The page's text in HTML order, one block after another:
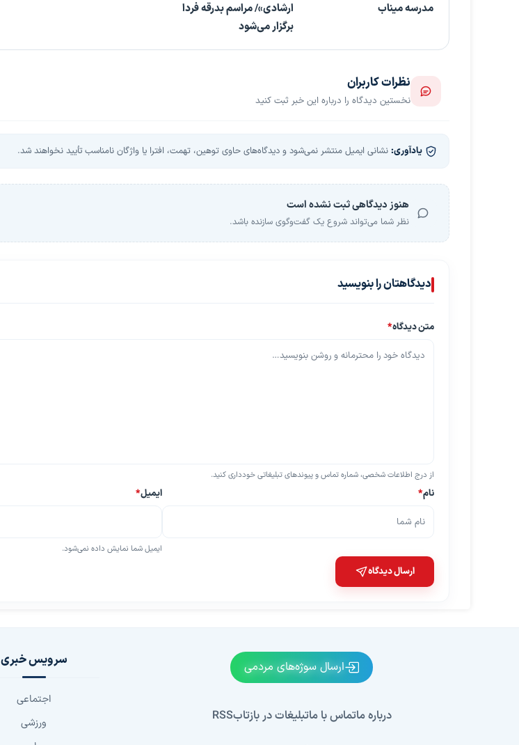
مدرسه میناب
ارشادی»/ مراسم بدرقه فردا
برگزار می‌شود
نظرات کاربران
نخستین دیدگاه را درباره این خبر ثبت کنید
یادآوری: نشانی ایمیل منتشر نمی‌شود و دیدگاه‌های حاوی توهین، تهمت، افترا یا واژگان نامناسب تأیید نخواهند شد.
هنوز دیدگاهی ثبت نشده است
نظر شما می‌تواند شروع یک گفت‌وگوی سازنده باشد.
دیدگاهتان را بنویسید
متن دیدگاه*
از درج اطلاعات شخصی، شماره تماس و پیوندهای تبلیغاتی خودداری کنید.
نام* ایمیل*
ایمیل شما نمایش داده نمی‌شود.
ارسال دیدگاه
ارسال سوژه‌های مردمی
درباره ماتماس با ماتبلیغات در بازتابRSS
سرویس خبری
اجتماعی
ورزشی